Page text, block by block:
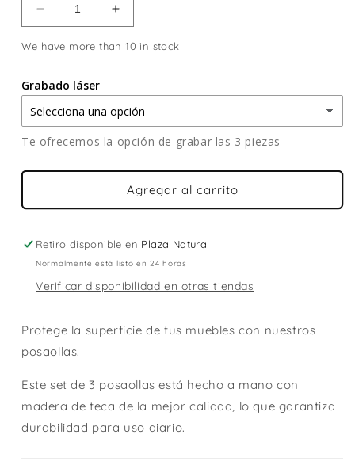
Reducir
cantidad
para
DE
3
POSAOLLAS
CUADRADO
Aumentar
cantidad
para
3
POSAOLLAS
CUADRADO
We have more than 10 in stock
Grabado láser
Te ofrecemos la opción de grabar las 3 piezas
Agregar al carrito
Retiro disponible en Plaza Natura
Normalmente está listo en 24 horas
Verificar disponibilidad en otras tiendas
Protege la superficie de tus muebles con nuestros
posaollas.
Este set de 3 posaollas está hecho a mano con
madera de teca de la mejor calidad, lo que garantiza
durabilidad para uso diario.